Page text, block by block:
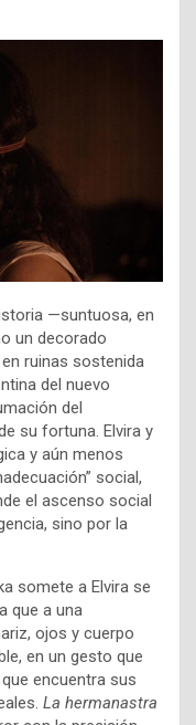
—suntuosa, en
un decorado
ruinas sostenida
del nuevo
del
su fortuna. Elvira y
y aún menos
social,
el ascenso social
sino por la
somete a Elvira se
que a una
ojos y cuerpo
en un gesto que
encuentra sus
La hermanastra